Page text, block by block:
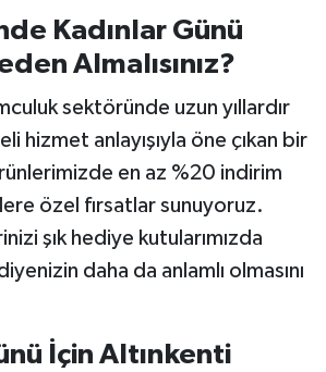
Kadınlar Günü
Almalısınız?
sektöründe uzun yıllardır
hizmet anlayışıyla öne çıkan bir
en az %20 indirim
özel fırsatlar sunuyoruz.
şık hediye kutularımızda
daha da anlamlı olmasını
İçin Altınkenti